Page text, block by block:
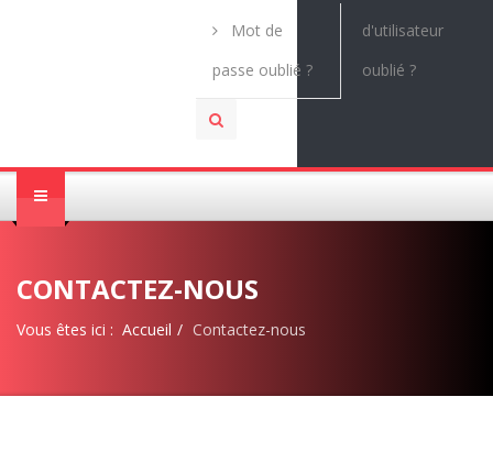
Mot de
passe oublié ?
d'utilisateur
oublié ?
CONTACTEZ-NOUS
Vous êtes ici : Accueil Contactez-nous